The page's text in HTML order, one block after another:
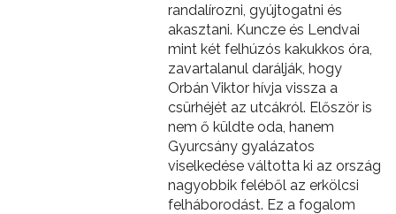
randalírozni, gyújtogatni és
akasztani. Kuncze és Lendvai
mint két felhúzós kakukkos óra,
zavartalanul darálják, hogy
Orbán Viktor hívja vissza a
csürhéjét az utcákról. Először is
nem ő küldte oda, hanem
Gyurcsány gyalázatos
viselkedése váltotta ki az ország
nagyobbik feléből az erkölcsi
felháborodást. Ez a fogalom